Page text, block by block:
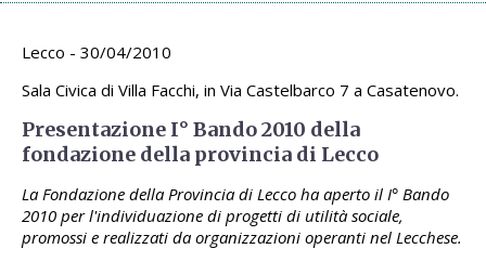
Archivio appuntamenti
Lecco - 30/04/2010
Sala Civica di Villa Facchi, in Via Castelbarco 7 a Casatenovo.
Presentazione I° Bando 2010 della
fondazione della provincia di Lecco
La Fondazione della Provincia di Lecco ha aperto il I° Bando
2010 per l'individuazione di progetti di utilità sociale,
promossi e realizzati da organizzazioni operanti nel Lecchese.